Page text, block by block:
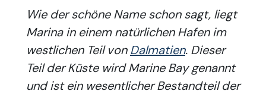
Wie der schöne Name schon sagt, liegt
Marina in einem natürlichen Hafen im
westlichen Teil vonDalmatien. Dieser
Teil der Küste wird Marine Bay genannt
und ist ein wesentlicher Bestandteil der